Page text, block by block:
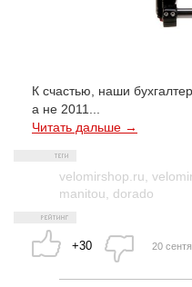
К счастью, наши
а не 2011...
Читать дальше →
velomirshop.ru,
manitou, dorado
+30 20